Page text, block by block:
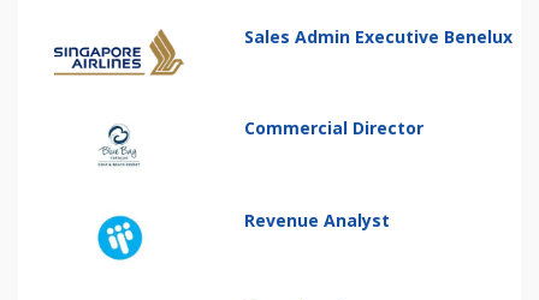
Sales Admin Executive Benelux
Commercial Director
Revenue Analyst